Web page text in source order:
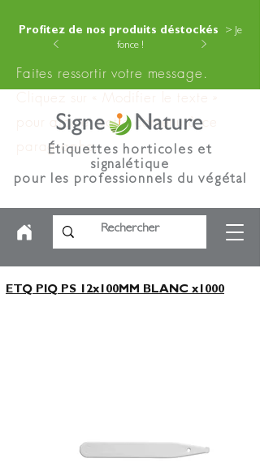
Profitez de nos produits déstockés
> Je
fonce !
Faites ressortir votre message.
Cliquez sur « Modifier le texte »
pour ajouter votre contenu à ce
paragraphe.
Étiquettes horticoles et
signalétique
pour les professionnels du végétal
ETQ PIQ PS 12x100MM BLANC x1000